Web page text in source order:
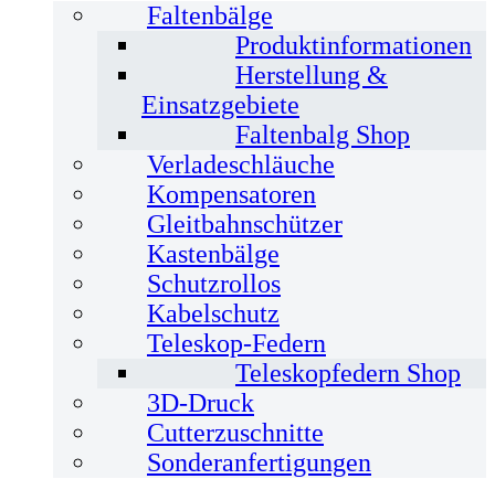
Faltenbälge
Produktinformationen
Herstellung &
Einsatzgebiete
Faltenbalg Shop
Verladeschläuche
Kompensatoren
Gleitbahnschützer
Kastenbälge
Schutzrollos
Kabelschutz
Teleskop-Federn
Teleskopfedern Shop
3D-Druck
Cutterzuschnitte
Sonderanfertigungen